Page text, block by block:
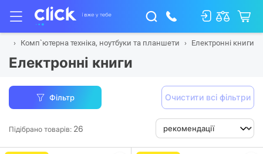
Комп`ютерна техніка, ноутбуки та планшети Електронні книги
Електронні книги
Фільтр Очистити всі фільтри
Підібрано товарів: 26